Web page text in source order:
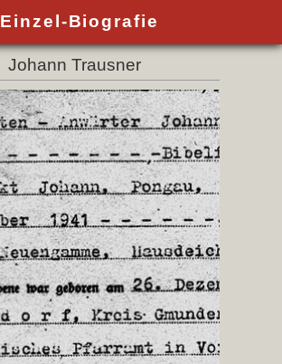
Einzel-Biografie
Johann Trausner